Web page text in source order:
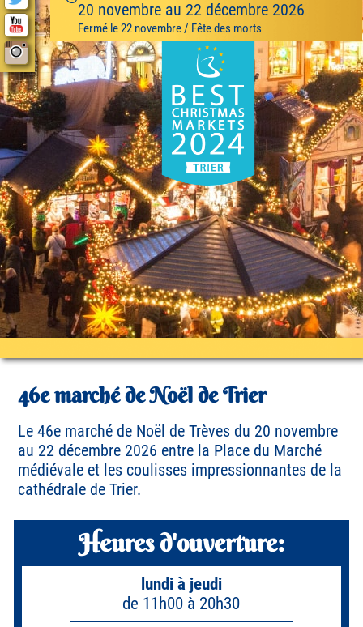
20 novembre au 22 décembre 2026
Fermé le 22 novembre / Fête des morts
Heures d'ouverture:
lundi à jeudi
de 11h00 à 20h30
46e marché de Noël de Trier
Le 46e marché de Noël de Trèves du 20 novembre
au 22 décembre 2026 entre la Place du Marché
médiévale et les coulisses impressionnantes de la
cathédrale de Trier.